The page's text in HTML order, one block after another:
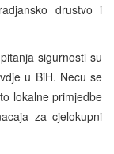
drustvo i
sigurnosti su
u BiH. Necu se
lokalne primjedbe
za cjelokupni